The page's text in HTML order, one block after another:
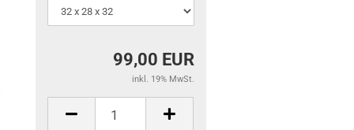
99,00 EUR
inkl. 19% MwSt.